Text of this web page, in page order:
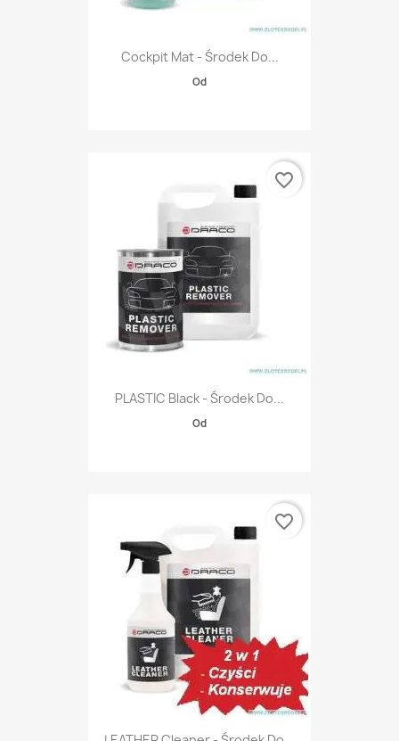
Cockpit Mat - Środek Do...
Od
PLASTIC Black - Środek Do...
Od
favorite_border
favorite_border